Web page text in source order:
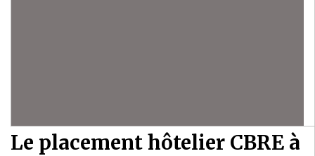
Le placement hôtelier CBRE à